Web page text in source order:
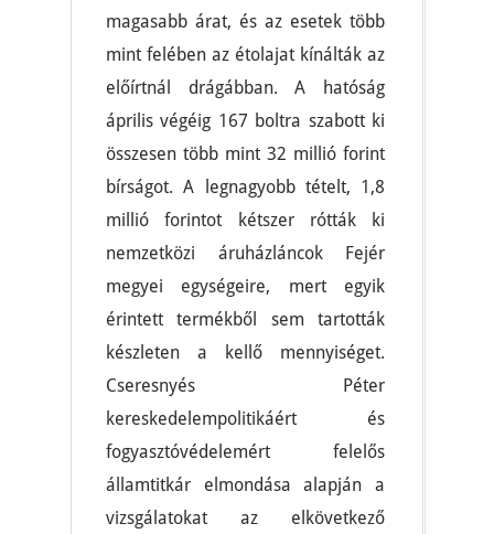
magasabb árat, és az esetek több
mint felében az étolajat kínálták az
előírtnál drágábban. A hatóság
április végéig 167 boltra szabott ki
összesen több mint 32 millió forint
bírságot. A legnagyobb tételt, 1,8
millió forintot kétszer rótták ki
nemzetközi áruházláncok Fejér
megyei egységeire, mert egyik
érintett termékből sem tartották
készleten a kellő mennyiséget.
Cseresnyés Péter
kereskedelempolitikáért és
fogyasztóvédelemért felelős
államtitkár elmondása alapján a
vizsgálatokat az elkövetkező